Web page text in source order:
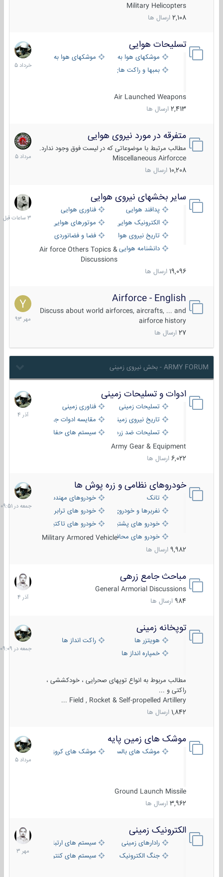
Military Helicopters
2,108 ارسال ها
تسلیحات هوایی
موشکهای هوا به هوا
موشکهای هوا به سطح
بمبها و راکت های هوایی
Air Launched Weapons
2,413 ارسال ها
30
خرداد
1405
متفرقه در مورد نیروی هوایی
مطالب مرتبط با موضوعاتی که در لیست فوق وجود ندارد.
Miscellaneous Airforcce
10,208 ارسال ها
7
مرداد
1405
سایر بخشهای نیروی هوایی
پدافند هوایی
فناوری هوایی
الکترونیک هوایی
موتورهای هوایی
تاریخ نیروی هوایی
فضا و فضانوردی
دانشنامه هواییAir force Others Topics &
Discussions
19,096 ارسال ها
3
ساعات
قبل
Airforce - English
Discuss about world airforces, aircrafts, ... and
airforce history
27 ارسال ها
15
مهر
1393
ARMY FORUM - بخش نیروی زمینی
ادوات و تسلیحات زمینی
تسلیحات زمینی
فناوری زمینی
تاریخ نیروی زمینی
مقایسه ادوات جنگی
تسلیحات ضد زره
سیستم های حفاظت فعال
Army Gear & Equipment
6,022 ارسال ها
21
آذر
1404
خودروهای نظامی و زره پوش ها
تانک
خودروهای مهندسی
نفربرها و خودروی های رزمی پیاده نظام
خودرو های ترابری نظامی
خودرو های پشتیبانی آتش ، شناسایی و ضد تانک
خودرو های تاکتیکی نظامی
خودرو های محافظت شدهMilitary Armored Vehicle
9,982 ارسال ها
جمعه
در
09:51
مباحث جامع زرهی
General Armorial Discussions
984 ارسال ها
7
آذر
1404
توپخانه زمینی
هویتزر ها
راکت انداز ها
خمپاره انداز ها
مطالب مربوط به انواع توپهای صحرایی ، خودکششی ،
راکتی و ...
Field , Rocket & Self-propelled Artillery ...
1,842 ارسال ها
جمعه
در
09:09
موشک های زمین پایه
موشک های بالستیک موشک های کروز
Ground Launch Missile
3,962 ارسال ها
2
مرداد
1405
الکترونیک زمینی
رادارهای زمینی
سیستم های ارتباطی و جمع آوری
جنگ الکترونیک
سیستم های کنترل آتش و تجهیزات
1
مهر
1403